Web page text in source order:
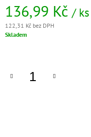
136,99 Kč / ks
122,31 Kč bez DPH
Měrná
Skladem
Kč